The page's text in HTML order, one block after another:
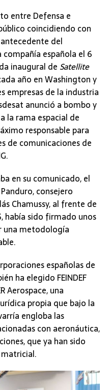
entre Defensa e
coincidiendo con
antecedente del
española el 6
inaugural de Satellite
año en Washington y
empresas de la industria
anunció a bombo y
la rama espacial de
responsable para
de comunicaciones de
en su comunicado, el
consejero
Chamussy, al frente de
había sido firmado unos
una metodología
españolas de
ha elegido FEINDEF
Aerospace, una
propia que bajo la
engloba las
con aeronáutica,
que ya han sido